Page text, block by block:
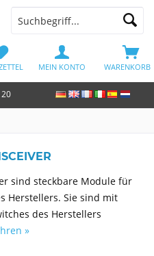
WARENKORB
MEIN KONTO
sind steckbare Module für
Herstellers. Sie sind mit
des Herstellers
»